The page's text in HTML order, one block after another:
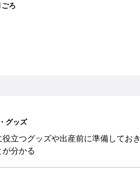
ろ
グッズ
立つグッズや出産前に準備しておき
分かる